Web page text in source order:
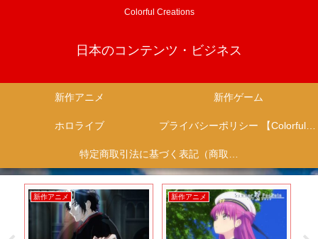
Colorful Creations
日本のコンテンツ・ビジネス
新作アニメ 新作ゲーム
ホロライブ プライバシーポリシー 【Colorful Creation】
特定商取引法に基づく表記（商取引に関する開示）
新作アニメ 新作アニメ